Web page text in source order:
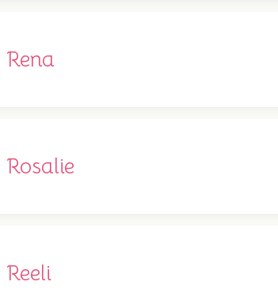
Rena
Rosalie
Reeli